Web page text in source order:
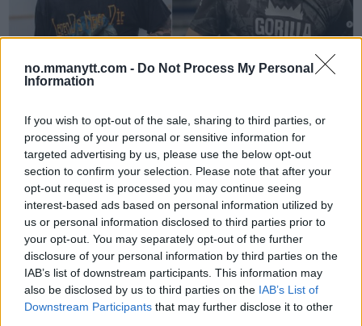
no.mmanytt.com - Do Not Process My Personal
Information
If you wish to opt-out of the sale, sharing to third parties, or
processing of your personal or sensitive information for
targeted advertising by us, please use the below opt-out
section to confirm your selection. Please note that after your
opt-out request is processed you may continue seeing
interest-based ads based on personal information utilized by
us or personal information disclosed to third parties prior to
your opt-out. You may separately opt-out of the further
disclosure of your personal information by third parties on the
IAB’s list of downstream participants. This information may
also be disclosed by us to third parties on the IAB’s List of
Downstream Participants that may further disclose it to other
DILLON DANIS
Erik Solvang 13 January, 2026 15:37